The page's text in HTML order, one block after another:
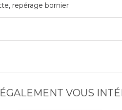
repérage bornier
VOUS